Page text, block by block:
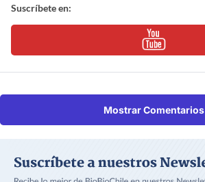
Suscríbete en:
Mostrar Comentarios